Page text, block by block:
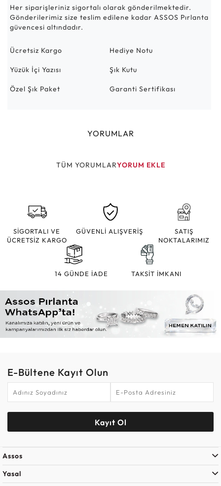
Her siparişleriniz sigortalı olarak gönderilmektedir.
Gönderilerimiz size teslim edilene kadar ASSOS Pırlanta
güvencesi altındadır.
Ücretsiz Kargo Hediye Notu
Yüzük İçi Yazısı Şık Kutu
Özel Şık Paket Garanti Sertifikası
YORUMLAR
TÜM YORUMLARYORUM EKLE
SİGORTALI VE
ÜCRETSİZ KARGO
GÜVENLİ ALIŞVERİŞ
SATIŞ
NOKTALARIMIZ
14 GÜNDE İADE TAKSİT İMKANI
E-Bültene Kayıt Olun
Kayıt Ol
Assos
Yasal